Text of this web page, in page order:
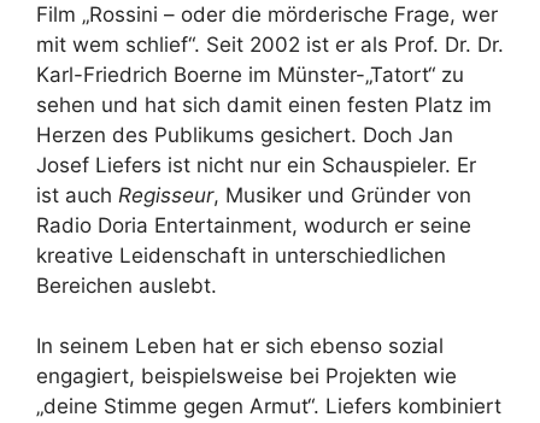
Film „Rossini – oder die mörderische Frage, wer
mit wem schlief“. Seit 2002 ist er als Prof. Dr. Dr.
Karl-Friedrich Boerne im Münster-„Tatort“ zu
sehen und hat sich damit einen festen Platz im
Herzen des Publikums gesichert. Doch Jan
Josef Liefers ist nicht nur ein Schauspieler. Er
ist auch Regisseur, Musiker und Gründer von
Radio Doria Entertainment, wodurch er seine
kreative Leidenschaft in unterschiedlichen
Bereichen auslebt.
In seinem Leben hat er sich ebenso sozial
engagiert, beispielsweise bei Projekten wie
„deine Stimme gegen Armut“. Liefers kombiniert